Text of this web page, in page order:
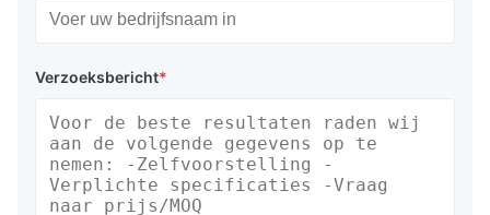
Verzoeksbericht*